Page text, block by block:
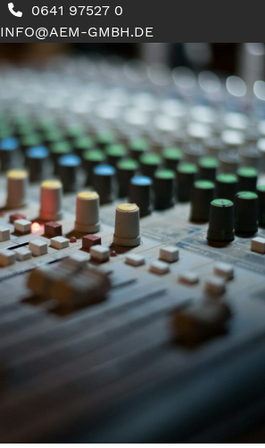
0641 97527 0
INFO@AEM-GMBH.DE